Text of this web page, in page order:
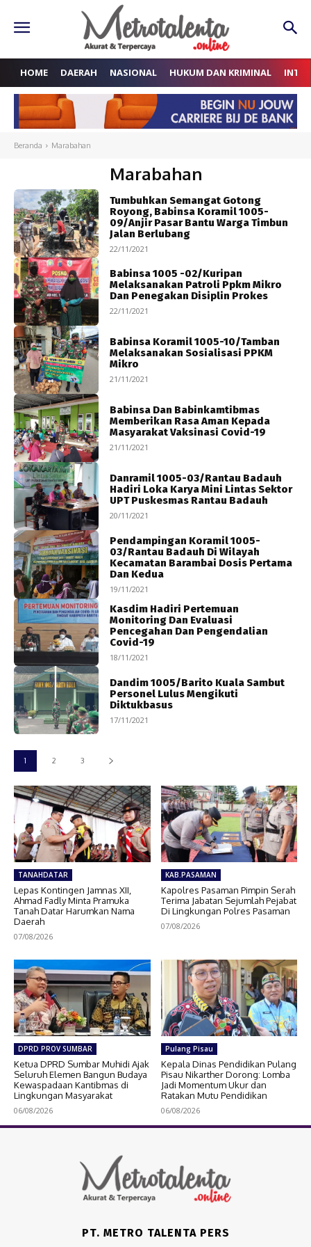
HOME DAERAH NASIONAL HUKUM DAN KRIMINAL
Beranda Marabahan
Marabahan
Tumbuhkan Semangat Gotong
Royong, Babinsa Koramil 1005-
09/Anjir Pasar Bantu Warga Timbun
Jalan Berlubang
22/11/2021
Babinsa 1005 -02/Kuripan
Melaksanakan Patroli Ppkm Mikro
Dan Penegakan Disiplin Prokes
22/11/2021
Babinsa Koramil 1005-10/Tamban
Melaksanakan Sosialisasi PPKM
Mikro
21/11/2021
Babinsa Dan Babinkamtibmas
Memberikan Rasa Aman Kepada
Masyarakat Vaksinasi Covid-19
21/11/2021
Danramil 1005-03/Rantau Badauh
Hadiri Loka Karya Mini Lintas Sektor
UPT Puskesmas Rantau Badauh
20/11/2021
Pendampingan Koramil 1005-
03/Rantau Badauh Di Wilayah
Kecamatan Barambai Dosis Pertama
Dan Kedua
19/11/2021
Kasdim Hadiri Pertemuan
Monitoring Dan Evaluasi
Pencegahan Dan Pengendalian
Covid-19
18/11/2021
Dandim 1005/Barito Kuala Sambut
Personel Lulus Mengikuti
Diktukbasus
17/11/2021
1 2 3
TANAHDATAR
Lepas Kontingen Jamnas XII,
Ahmad Fadly Minta Pramuka
Tanah Datar Harumkan Nama
Daerah
07/08/2026
KAB.PASAMAN
Kapolres Pasaman Pimpin Serah
Terima Jabatan Sejumlah Pejabat
Di Lingkungan Polres Pasaman
07/08/2026
DPRD PROV SUMBAR
Ketua DPRD Sumbar Muhidi Ajak
Seluruh Elemen Bangun Budaya
Kewaspadaan Kantibmas di
Lingkungan Masyarakat
06/08/2026
Pulang Pisau
Kepala Dinas Pendidikan Pulang
Pisau Nikarther Dorong: Lomba
Jadi Momentum Ukur dan
Ratakan Mutu Pendidikan
06/08/2026
PT. METRO TALENTA PERS